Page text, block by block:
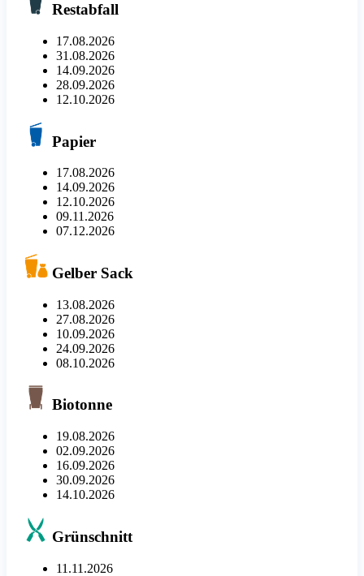
Restabfall
17.08.2026
31.08.2026
14.09.2026
28.09.2026
12.10.2026
Papier
17.08.2026
14.09.2026
12.10.2026
09.11.2026
07.12.2026
Gelber Sack
13.08.2026
27.08.2026
10.09.2026
24.09.2026
08.10.2026
Biotonne
19.08.2026
02.09.2026
16.09.2026
30.09.2026
14.10.2026
Grünschnitt
11.11.2026